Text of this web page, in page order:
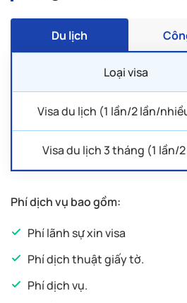
Thông tin gia đình (Mẫu
Nếu là chủ doanh nghiệp:
Đăng ký kinh doanh;
Báo cáo thuế 3 tháng gần
Nếu là học sinh/ sinh viên:
Quyết định nghỉ hưu.
Du lịch
Loại visa
Visa du lịch (1 lần/2 lần/
Visa du lịch 3 tháng (1 lần/
Phí dịch vụ bao gồm:
Phí lãnh sự xin visa
Phí dịch thuật giấy tờ.
Phí dịch vụ.